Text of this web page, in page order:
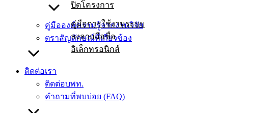
ปิดโครงการ
คู่มือการใช้งานระบบ
ลงลายมือชื่อ
อิเล็กทรอนิกส์
คู่มือองค์ความรู้จากงานวิจัย
ตราสัญลักษณ์ที่เกี่ยวข้อง
ติดต่อเรา
ติดต่อบพท.
คำถามที่พบบ่อย (FAQ)